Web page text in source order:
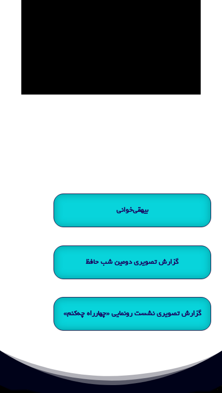
بیهقی‌خوانی
گزارش تصویری دومین شب حافظ
گزارش تصویری نشست رونمایی «چهارراه چه‌کنم»